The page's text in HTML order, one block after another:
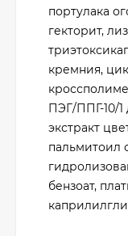
портулака
гекторит,
кремния,
ПЭГ/ППГ-10/1
экстракт
пальмитоил
бензоат,